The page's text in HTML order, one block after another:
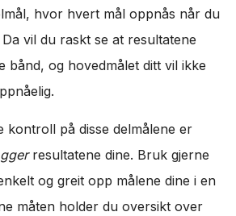
hvor hvert mål oppnås når du
vil du raskt se at resultatene
bånd, og hovedmålet ditt vil ikke
kontroll på disse delmålene er
resultatene dine. Bruk gjerne
og greit opp målene dine i en
måten holder du oversikt over